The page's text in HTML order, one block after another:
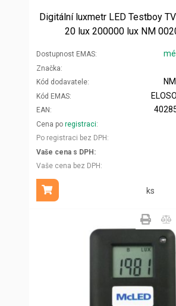
Digitální luxmetr LED Testboy
20 lux 200000 lux NM
Dostupnost EMAS
Značka
Kód dodavatele
Kód EMAS
EAN
Cena po registraci
Po registraci bez DPH
Vaše cena s DPH
Vaše cena bez DPH
ks
Přidat do košíku